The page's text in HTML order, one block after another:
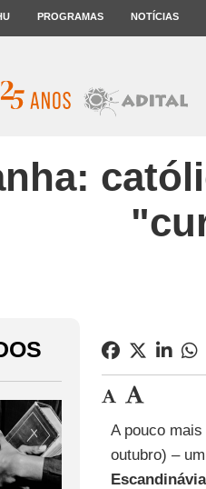
PROGRAMAS NOTÍCIAS
A pouco
outubro) –
Escandinávia